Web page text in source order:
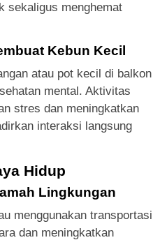
sekaligus menghemat
Kebun Kecil
atau pot kecil di balkon
mental. Aktivitas
stres dan meningkatkan
interaksi langsung
Hidup
Lingkungan
menggunakan transportasi
dan meningkatkan